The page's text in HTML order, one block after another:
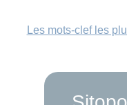
Les mots-clef les